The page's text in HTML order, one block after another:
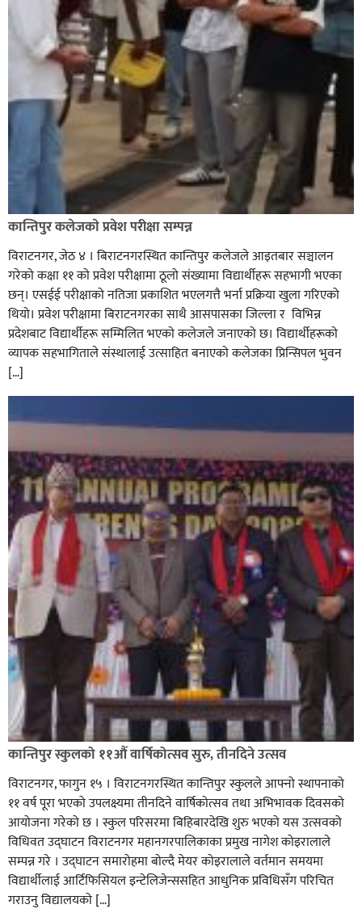
कान्तिपुर कलेजकाे प्रवेश परीक्षा सम्पन्न
विराटनगर, जेठ ४ । बिराटनगरस्थित कान्तिपुर कलेजले आइतबार सञ्चालन
गरेको कक्षा ११ को प्रवेश परीक्षामा ठूलो संख्यामा विद्यार्थीहरू सहभागी भएका
छन्। एसईई परीक्षाको नतिजा प्रकाशित भएलगत्तै भर्ना प्रक्रिया खुला गरिएको
थियो। प्रवेश परीक्षामा बिराटनगरका साथै आसपासका जिल्ला र विभिन्न
प्रदेशबाट विद्यार्थीहरू सम्मिलित भएकाे कलेजले जनाएको छ। विद्यार्थीहरूको
व्यापक सहभागिताले संस्थालाई उत्साहित बनाएको कलेजका प्रिन्सिपल भुवन
[…]
कान्तिपुर स्कुलको ११औं वार्षिकोत्सव सुरु, तीनदिने उत्सव
विराटनगर, फागुन १५ । विराटनगरस्थित कान्तिपुर स्कुलले आफ्नो स्थापनाको
११ वर्ष पूरा भएको उपलक्ष्यमा तीनदिने वार्षिकोत्सव तथा अभिभावक दिवसको
आयोजना गरेको छ । स्कुल परिसरमा बिहिबारदेखि शुरु भएको यस उत्सवको
विधिवत उद्घाटन विराटनगर महानगरपालिकाका प्रमुख नागेश कोइरालाले
सम्पन्न गरे । उद्घाटन समारोहमा बोल्दै मेयर कोइरालाले वर्तमान समयमा
विद्यार्थीलाई आर्टिफिसियल इन्टेलिजेन्ससहित आधुनिक प्रविधिसँग परिचित
गराउनु विद्यालयको […]